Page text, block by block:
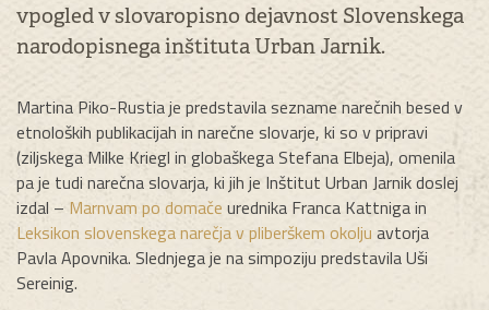
vpogled v slovaropisno dejavnost Slovenskega
narodopisnega inštituta Urban Jarnik.
Martina Piko-Rustia je predstavila sezname narečnih besed v
etnoloških publikacijah in narečne slovarje, ki so v pripravi
(ziljskega Milke Kriegl in globaškega Stefana Elbeja), omenila
pa je tudi narečna slovarja, ki jih je Inštitut Urban Jarnik doslej
izdal – Marnvam po domače urednika Franca Kattniga in
Leksikon slovenskega narečja v pliberškem okolju avtorja
Pavla Apovnika. Slednjega je na simpoziju predstavila Uši
Sereinig.